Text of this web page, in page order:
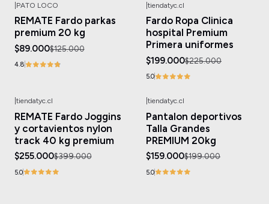
PATO LOCO
REMATE Fardo parkas
premium 20 kg
$89.000$125.000
4.8
tiendatyc.cl
Fardo Ropa Clinica
hospital Premium
Primera uniformes
$199.000$225.000
5.0
tiendatyc.cl
REMATE Fardo Joggins
y cortavientos nylon
track 40 kg premium
$255.000$399.000
5.0
tiendatyc.cl
Pantalon deportivos
Talla Grandes
PREMIUM 20kg
$159.000$199.000
5.0